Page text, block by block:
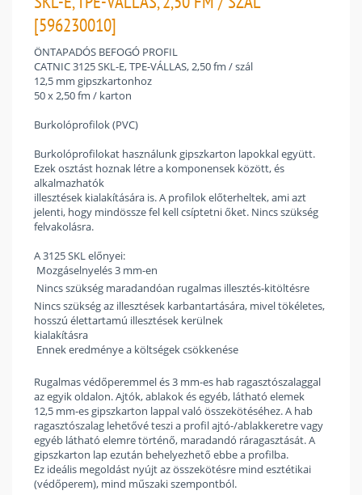
[596230010]
ÖNTAPADÓS BEFOGÓ PROFIL
CATNIC 3125 SKL-E, TPE-VÁLLAS, 2,50 fm / szál
12,5 mm gipszkartonhoz
50 x 2,50 fm / karton
Burkolóprofilok (PVC)
Burkolóprofilokat használunk gipszkarton lapokkal együtt.
Ezek osztást hoznak létre a komponensek között, és
alkalmazhatók
illesztések kialakítására is. A profilok előterheltek, ami azt
jelenti, hogy mindössze fel kell csíptetni őket. Nincs szükség
felvakolásra.
A 3125 SKL előnyei:
 Mozgáselnyelés 3 mm-en
 Nincs szükség maradandóan rugalmas illesztés-kitöltésre
Nincs szükség az illesztések karbantartására, mivel tökéletes,
hosszú élettartamú illesztések kerülnek
kialakításra
 Ennek eredménye a költségek csökkenése
Rugalmas védőperemmel és 3 mm-es hab ragasztószalaggal
az egyik oldalon. Ajtók, ablakok és egyéb, látható elemek
12,5 mm-es gipszkarton lappal való összekötéséhez. A hab
ragasztószalag lehetővé teszi a profil ajtó-/ablakkeretre vagy
egyéb látható elemre történő, maradandó ráragasztását. A
gipszkarton lap ezután behelyezhető ebbe a profilba.
Ez ideális megoldást nyújt az összekötésre mind esztétikai
(védőperem), mind műszaki szempontból.